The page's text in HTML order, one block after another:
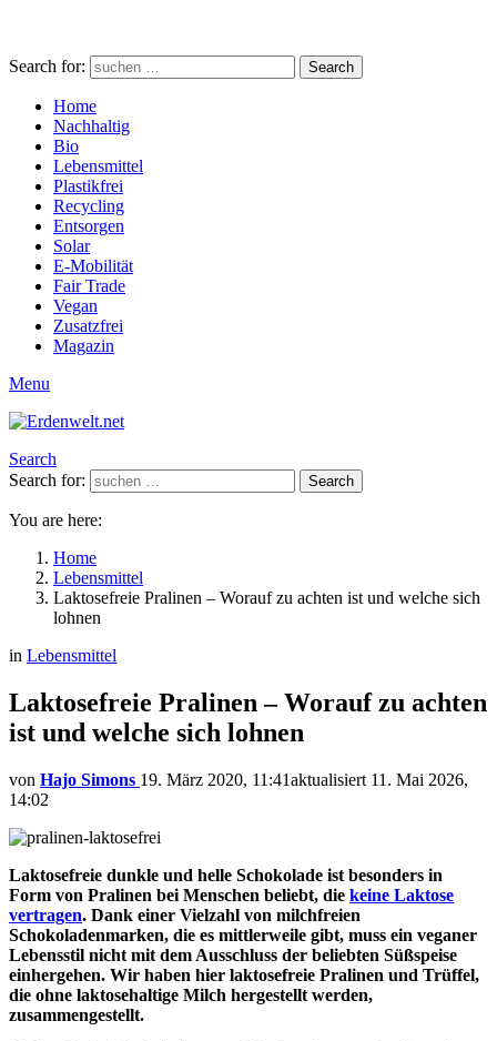
Search for: Search
Home
Nachhaltig
Bio
Lebensmittel
Plastikfrei
Recycling
Entsorgen
Solar
E-Mobilität
Fair Trade
Vegan
Zusatzfrei
Magazin
Menu
Search
Search for:
Search
You are here:
Home
Lebensmittel
Laktosefreie Pralinen – Worauf zu achten ist und welche sich
lohnen
in Lebensmittel
Laktosefreie Pralinen – Worauf zu achten
ist und welche sich lohnen
von Hajo Simons 19. März 2020, 11:41aktualisiert 11. Mai 2026,
14:02
Laktosefreie dunkle und helle Schokolade ist besonders in
Form von Pralinen bei Menschen beliebt, die keine Laktose
vertragen. Dank einer Vielzahl von milchfreien
Schokoladenmarken, die es mittlerweile gibt, muss ein veganer
Lebensstil nicht mit dem Ausschluss der beliebten Süßspeise
einhergehen. Wir haben hier laktosefreie Pralinen und Trüffel,
die ohne laktosehaltige Milch hergestellt werden,
zusammengestellt.